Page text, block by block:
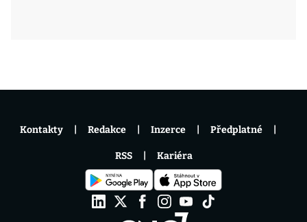
Kontakty Redakce Inzerce Předplatné
RSS Kariéra